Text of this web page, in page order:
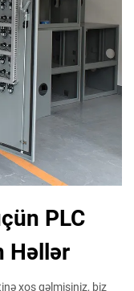
PLC
Həllər
xoş gəlmisiniz, biz